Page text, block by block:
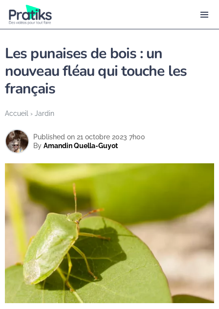
Accueil › Jardin
Les punaises de bois : un
nouveau fléau qui touche les
français
By Amandin Quella-Guyot
Published on 21 octobre 2023 7h00